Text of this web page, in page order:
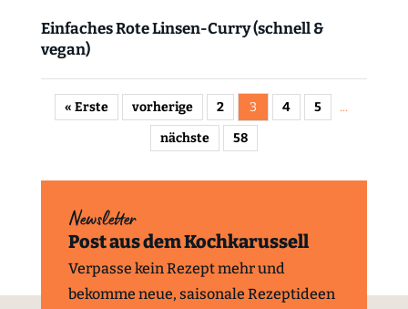
Einfaches Rote Linsen-Curry (schnell &
vegan)
« Erste vorherige 2 3 4 5
...
nächste
58
Newsletter
Post aus dem Kochkarussell
Verpasse kein Rezept mehr und
bekomme neue, saisonale Rezeptideen